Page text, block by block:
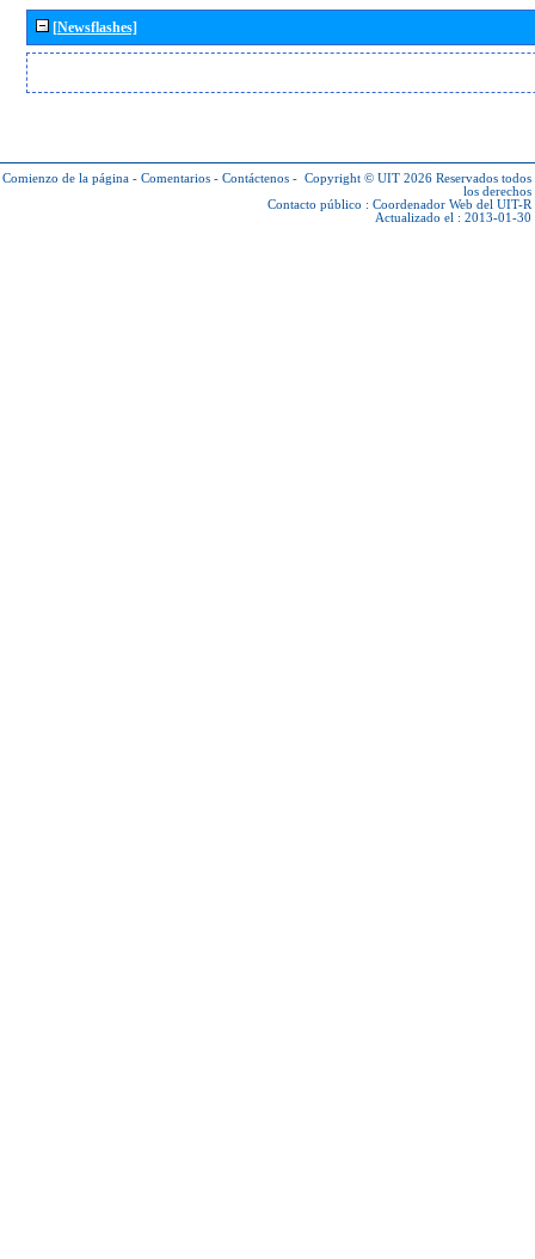
[Newsflashes]
Comienzo de la página - Comentarios - Contáctenos - Copyright © UIT 2026 Reservados todos
los derechos
Contacto público : Coordenador Web del UIT-R
Actualizado el : 2013-01-30